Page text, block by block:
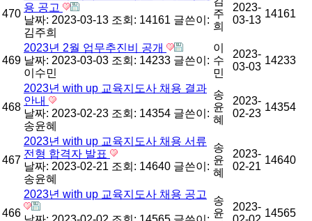
470
용 공고
날짜: 2023-03-13 조회: 14161 글쓴이:
김주희
주
희
2023-
03-13
14161
469
2023년 2월 업무추진비 공개
날짜: 2023-03-03 조회: 14233 글쓴이:
이수민
이
수
민
2023-
03-03
14233
468
2023년 with up 교육지도사 채용 결과
안내
날짜: 2023-02-23 조회: 14354 글쓴이:
송윤혜
송
윤
혜
2023-
02-23
14354
467
2023년 with up 교육지도사 채용 서류
전형 합격자 발표
날짜: 2023-02-21 조회: 14640 글쓴이:
송윤혜
송
윤
혜
2023-
02-21
14640
466
2023년 with up 교육지도사 채용 공고
송
윤
2023-
14565